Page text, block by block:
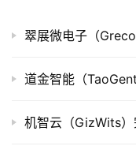
购
组
公
翠展微电子（
道金智能（
机智云（GizWits